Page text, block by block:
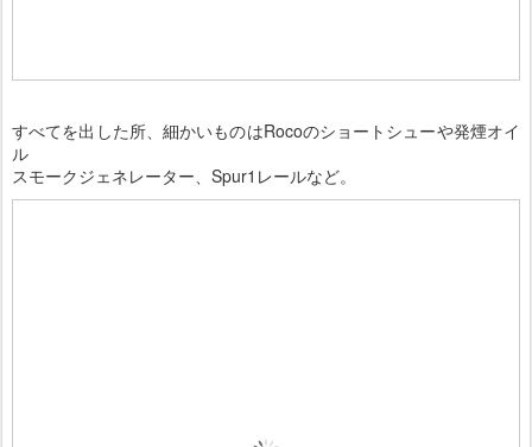
すべてを出した所、細かいものはRocoのショートシューや発煙オイ
ル
スモークジェネレーター、Spur1レールなど。